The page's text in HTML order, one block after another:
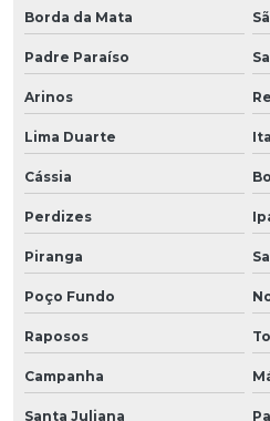
Borda da Mata
Padre Paraíso
Arinos
Lima Duarte
Cássia
Perdizes
Piranga
Poço Fundo
Raposos
Campanha
Santa Juliana